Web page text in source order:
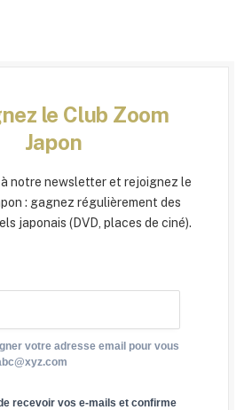
le Club Zoom
Japon
notre newsletter et rejoignez le
: gagnez régulièrement des
japonais (DVD, places de ciné).
votre adresse email pour vous
recevoir vos e-mails et confirme